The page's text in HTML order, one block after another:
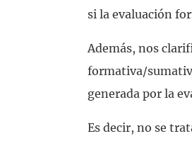
si la evaluación
Además, nos
formativa/
generada por la
Es decir, no se